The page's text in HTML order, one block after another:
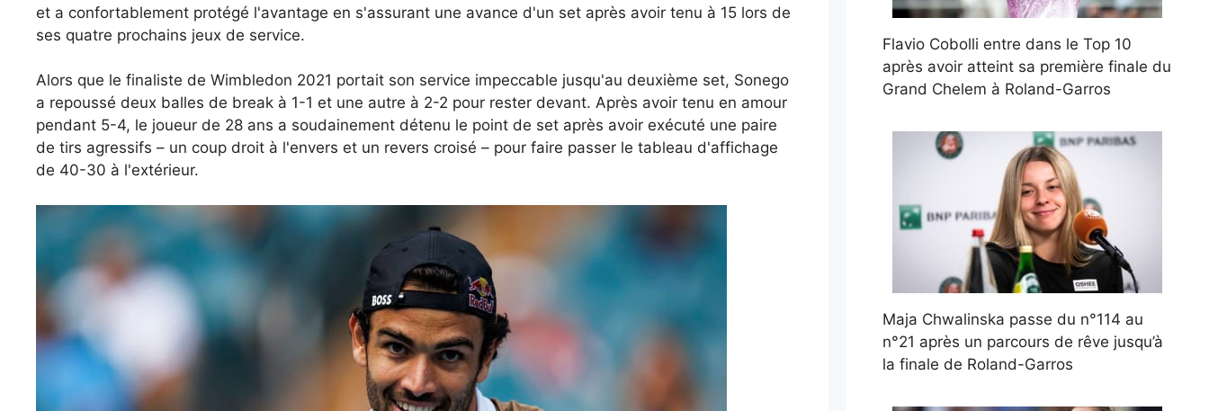
et a confortablement protégé l'avantage en s'assurant une avance d'un set après avoir tenu à 15 lors de
ses quatre prochains jeux de service.
Alors que le finaliste de Wimbledon 2021 portait son service impeccable jusqu'au deuxième set, Sonego
a repoussé deux balles de break à 1-1 et une autre à 2-2 pour rester devant. Après avoir tenu en amour
pendant 5-4, le joueur de 28 ans a soudainement détenu le point de set après avoir exécuté une paire
de tirs agressifs – un coup droit à l'envers et un revers croisé – pour faire passer le tableau d'affichage
de 40-30 à l'extérieur.
Flavio Cobolli entre dans le Top 10
après avoir atteint sa première finale du
Grand Chelem à Roland-Garros
Maja Chwalinska passe du n°114 au
n°21 après un parcours de rêve jusqu’à
la finale de Roland-Garros